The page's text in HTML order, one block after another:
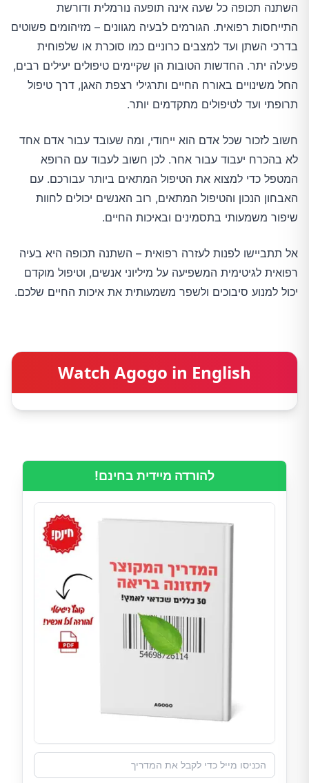
השתנה תכופה כל שעה אינה תופעה נורמלית ודורשת
התייחסות רפואית. הגורמים לבעיה מגוונים – מזיהומים פשוטים
בדרכי השתן ועד למצבים כרוניים כמו סוכרת או שלפוחית
פעילה יתר. החדשות הטובות הן שקיימים טיפולים יעילים רבים,
החל משינויים באורח החיים ותרגילי רצפת האגן, דרך טיפול
תרופתי ועד לטיפולים מתקדמים יותר.
חשוב לזכור שכל אדם הוא ייחודי, ומה שעובד עבור אדם אחד
לא בהכרח יעבוד עבור אחר. לכן חשוב לעבוד עם הרופא
המטפל כדי למצוא את הטיפול המתאים ביותר עבורכם. עם
האבחון הנכון והטיפול המתאים, רוב האנשים יכולים לחוות
שיפור משמעותי בתסמינים ובאיכות החיים.
אל תתביישו לפנות לעזרה רפואית – השתנה תכופה היא בעיה
רפואית לגיטימית המשפיעה על מיליוני אנשים, וטיפול מוקדם
יכול למנוע סיבוכים ולשפר משמעותית את איכות החיים שלכם.
Watch Agogo in English
להורדה מיידית בחינם!